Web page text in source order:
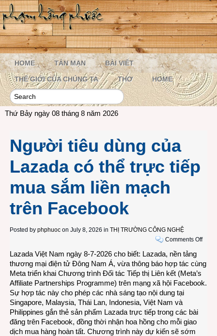
HOME TẢN MẠN BÀI VIẾT
THẾ GIỚI CỦA CHÚNG TA THƠ HOME
Thứ Bảy ngày 08 tháng 8 năm 2026
Người tiêu dùng của
Lazada có thể trực tiếp
mua sắm liền mạch
trên Facebook
Posted by phphuoc on July 8, 2026 in THỊ TRƯỜNG CÔNG NGHỆ
Comments Offon
dùng
Lazada Việt Nam ngày 8-7-2026 cho biết: Lazada, nền tảng
thương mại điện tử Đông Nam Á, vừa thông báo hợp tác cùng
Meta triển khai Chương trình Đối tác Tiếp thị Liên kết (Meta’s
Affiliate Partnerships Programme) trên mạng xã hội Facebook.
Sự hợp tác này cho phép các nhà sáng tạo nội dung tại
Singapore, Malaysia, Thái Lan, Indonesia, Việt Nam và
Philippines gắn thẻ sản phẩm Lazada trực tiếp trong các bài
đăng trên Facebook, đồng thời nhận hoa hồng cho mỗi giao
dịch mua hàng hoàn tất. Chương trình này dự kiến sẽ sớm